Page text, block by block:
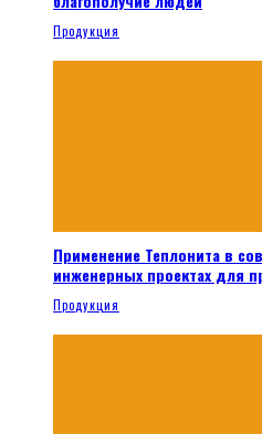
Продукция
Применение Теплонита в
инженерных проектах для
Продукция